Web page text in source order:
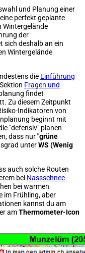
und Planung einer
perfekt geplante
Wintergelände
der
sich deshalb an ein
Wintergelände
die Einführung
Fragen und
findet
Zu diesem Zeitpunkt
Indikatoren von
beginnt mit
"defensiv" planen
dass nur"grüne
unterWS (Wenig
auch solche Routen
bei Nassschnee-
bei warmen
im Frühling, aber
kannst du am
amThermometer-Icon